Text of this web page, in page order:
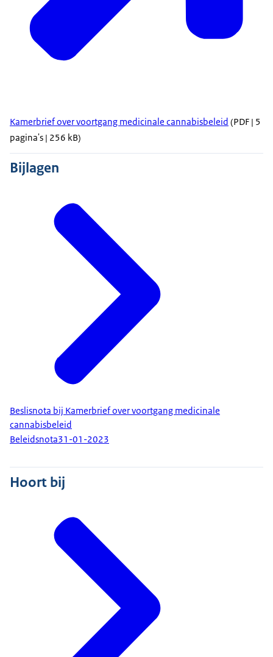
Kamerbrief over voortgang medicinale cannabisbeleid (PDF | 5
pagina's | 256 kB)
Bijlagen
Beslisnota bij Kamerbrief over voortgang medicinale
cannabisbeleid
Beleidsnota31-01-2023
Hoort bij